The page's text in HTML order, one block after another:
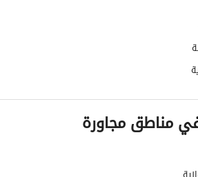
-
مناطق مجاورة